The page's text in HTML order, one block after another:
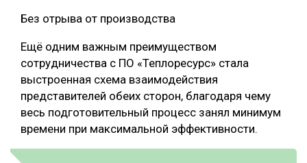
Без отрыва от производства
Ещё одним важным преимуществом
сотрудничества с ПО «Теплоресурс» стала
выстроенная схема взаимодействия
представителей обеих сторон, благодаря чему
весь подготовительный процесс занял минимум
времени при максимальной эффективности.